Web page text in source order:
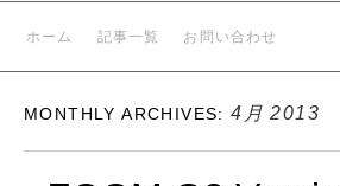
ホーム 記事一覧 お問い合わせ
MONTHLY ARCHIVES:4月 2013